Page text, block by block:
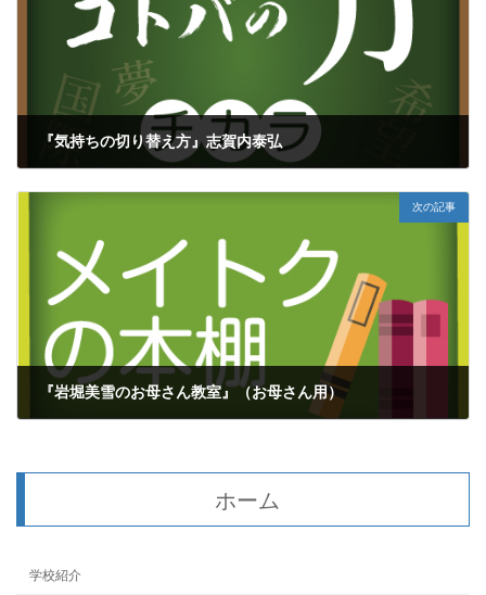
『気持ちの切り替え方』志賀内泰弘
次の記事
『岩堀美雪のお母さん教室』（お母さん用）
ホーム
学校紹介